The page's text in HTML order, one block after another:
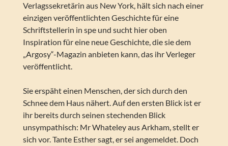
Verlagssekretärin aus New York, hält sich nach einer
einzigen veröffentlichten Geschichte für eine
Schriftstellerin in spe und sucht hier oben
Inspiration für eine neue Geschichte, die sie dem
„Argosy“-Magazin anbieten kann, das ihr Verleger
veröffentlicht.
Sie erspäht einen Menschen, der sich durch den
Schnee dem Haus nähert. Auf den ersten Blick ist er
ihr bereits durch seinen stechenden Blick
unsympathisch: Mr Whateley aus Arkham, stellt er
sich vor. Tante Esther sagt, er sei angemeldet. Doch